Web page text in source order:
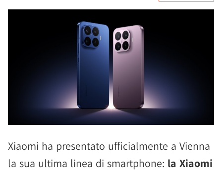
Xiaomi ha presentato ufficialmente a Vienna
la sua ultima linea di smartphone: la Xiaomi